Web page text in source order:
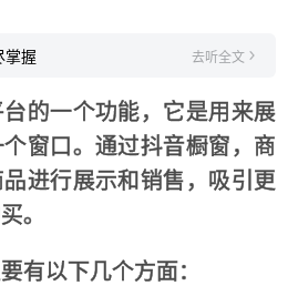
掌握 去听全文
的一个功能，它是用来展
窗口。通过抖音橱窗，商
进行展示和销售，吸引更
。
有以下几个方面：